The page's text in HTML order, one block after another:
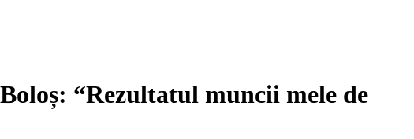
“Rezultatul muncii mele de